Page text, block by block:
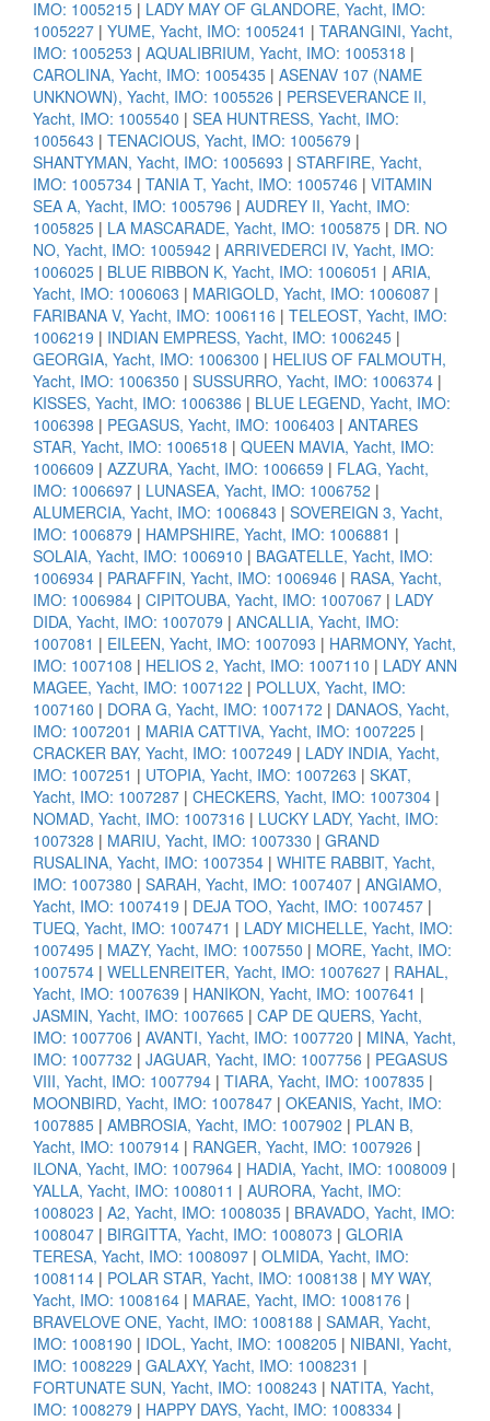
IMO: 1005215 | LADY MAY OF GLANDORE, Yacht, IMO:
1005227 | YUME, Yacht, IMO: 1005241 | TARANGINI, Yacht,
IMO: 1005253 | AQUALIBRIUM, Yacht, IMO: 1005318 |
CAROLINA, Yacht, IMO: 1005435 | ASENAV 107 (NAME
UNKNOWN), Yacht, IMO: 1005526 | PERSEVERANCE II,
Yacht, IMO: 1005540 | SEA HUNTRESS, Yacht, IMO:
1005643 | TENACIOUS, Yacht, IMO: 1005679 |
SHANTYMAN, Yacht, IMO: 1005693 | STARFIRE, Yacht,
IMO: 1005734 | TANIA T, Yacht, IMO: 1005746 | VITAMIN
SEA A, Yacht, IMO: 1005796 | AUDREY II, Yacht, IMO:
1005825 | LA MASCARADE, Yacht, IMO: 1005875 | DR. NO
NO, Yacht, IMO: 1005942 | ARRIVEDERCI IV, Yacht, IMO:
1006025 | BLUE RIBBON K, Yacht, IMO: 1006051 | ARIA,
Yacht, IMO: 1006063 | MARIGOLD, Yacht, IMO: 1006087 |
FARIBANA V, Yacht, IMO: 1006116 | TELEOST, Yacht, IMO:
1006219 | INDIAN EMPRESS, Yacht, IMO: 1006245 |
GEORGIA, Yacht, IMO: 1006300 | HELIUS OF FALMOUTH,
Yacht, IMO: 1006350 | SUSSURRO, Yacht, IMO: 1006374 |
KISSES, Yacht, IMO: 1006386 | BLUE LEGEND, Yacht, IMO:
1006398 | PEGASUS, Yacht, IMO: 1006403 | ANTARES
STAR, Yacht, IMO: 1006518 | QUEEN MAVIA, Yacht, IMO:
1006609 | AZZURA, Yacht, IMO: 1006659 | FLAG, Yacht,
IMO: 1006697 | LUNASEA, Yacht, IMO: 1006752 |
ALUMERCIA, Yacht, IMO: 1006843 | SOVEREIGN 3, Yacht,
IMO: 1006879 | HAMPSHIRE, Yacht, IMO: 1006881 |
SOLAIA, Yacht, IMO: 1006910 | BAGATELLE, Yacht, IMO:
1006934 | PARAFFIN, Yacht, IMO: 1006946 | RASA, Yacht,
IMO: 1006984 | CIPITOUBA, Yacht, IMO: 1007067 | LADY
DIDA, Yacht, IMO: 1007079 | ANCALLIA, Yacht, IMO:
1007081 | EILEEN, Yacht, IMO: 1007093 | HARMONY, Yacht,
IMO: 1007108 | HELIOS 2, Yacht, IMO: 1007110 | LADY ANN
MAGEE, Yacht, IMO: 1007122 | POLLUX, Yacht, IMO:
1007160 | DORA G, Yacht, IMO: 1007172 | DANAOS, Yacht,
IMO: 1007201 | MARIA CATTIVA, Yacht, IMO: 1007225 |
CRACKER BAY, Yacht, IMO: 1007249 | LADY INDIA, Yacht,
IMO: 1007251 | UTOPIA, Yacht, IMO: 1007263 | SKAT,
Yacht, IMO: 1007287 | CHECKERS, Yacht, IMO: 1007304 |
NOMAD, Yacht, IMO: 1007316 | LUCKY LADY, Yacht, IMO:
1007328 | MARIU, Yacht, IMO: 1007330 | GRAND
RUSALINA, Yacht, IMO: 1007354 | WHITE RABBIT, Yacht,
IMO: 1007380 | SARAH, Yacht, IMO: 1007407 | ANGIAMO,
Yacht, IMO: 1007419 | DEJA TOO, Yacht, IMO: 1007457 |
TUEQ, Yacht, IMO: 1007471 | LADY MICHELLE, Yacht, IMO:
1007495 | MAZY, Yacht, IMO: 1007550 | MORE, Yacht, IMO:
1007574 | WELLENREITER, Yacht, IMO: 1007627 | RAHAL,
Yacht, IMO: 1007639 | HANIKON, Yacht, IMO: 1007641 |
JASMIN, Yacht, IMO: 1007665 | CAP DE QUERS, Yacht,
IMO: 1007706 | AVANTI, Yacht, IMO: 1007720 | MINA, Yacht,
IMO: 1007732 | JAGUAR, Yacht, IMO: 1007756 | PEGASUS
VIII, Yacht, IMO: 1007794 | TIARA, Yacht, IMO: 1007835 |
MOONBIRD, Yacht, IMO: 1007847 | OKEANIS, Yacht, IMO:
1007885 | AMBROSIA, Yacht, IMO: 1007902 | PLAN B,
Yacht, IMO: 1007914 | RANGER, Yacht, IMO: 1007926 |
ILONA, Yacht, IMO: 1007964 | HADIA, Yacht, IMO: 1008009 |
YALLA, Yacht, IMO: 1008011 | AURORA, Yacht, IMO:
1008023 | A2, Yacht, IMO: 1008035 | BRAVADO, Yacht, IMO:
1008047 | BIRGITTA, Yacht, IMO: 1008073 | GLORIA
TERESA, Yacht, IMO: 1008097 | OLMIDA, Yacht, IMO:
1008114 | POLAR STAR, Yacht, IMO: 1008138 | MY WAY,
Yacht, IMO: 1008164 | MARAE, Yacht, IMO: 1008176 |
BRAVELOVE ONE, Yacht, IMO: 1008188 | SAMAR, Yacht,
IMO: 1008190 | IDOL, Yacht, IMO: 1008205 | NIBANI, Yacht,
IMO: 1008229 | GALAXY, Yacht, IMO: 1008231 |
FORTUNATE SUN, Yacht, IMO: 1008243 | NATITA, Yacht,
IMO: 1008279 | HAPPY DAYS, Yacht, IMO: 1008334 |